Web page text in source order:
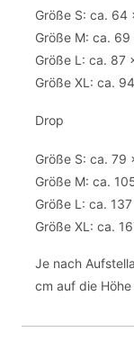
Größe S: ca. 64
Größe M: ca.
Größe L: ca. 87
Größe XL: ca.
Drop
Größe S: ca. 79
Größe M: ca.
Größe L: ca.
Größe XL: ca.
Je nach
cm auf die